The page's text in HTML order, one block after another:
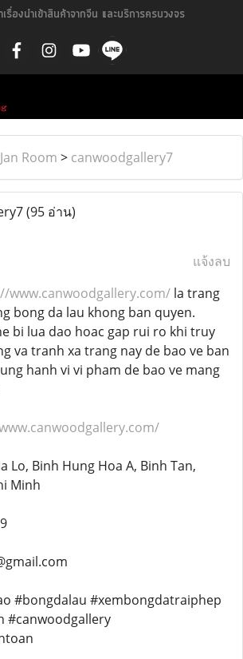
องนำเข้าสินค้าจากจีน และบริการครบวงจร
Jan Room > canwoodgallery7
(95 อ่าน)
แจ้งลบ
www.canwoodgallery.com/ la trang
bong da lau khong ban quyen.
bi lua dao hoac gap rui ro khi truy
va tranh xa trang nay de bao ve ban
hanh vi vi pham de bao ve mang
Lo, Binh Hung Hoa A, Binh Tan,
Minh
#bongdalau #xembongdatraiphep
#canwoodgallery